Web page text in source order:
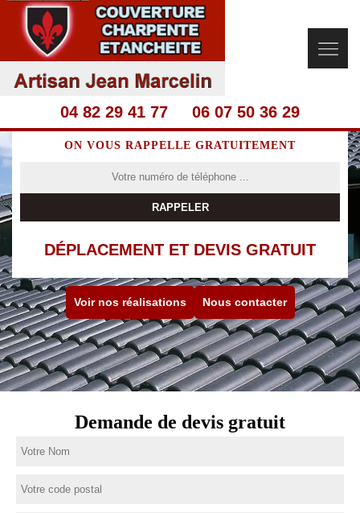
04 82 29 41 77 06 07 50 36 29
ON VOUS RAPPELLE GRATUITEMENT
DÉPLACEMENT ET DEVIS GRATUIT
Voir nos réalisations Nous contacter
Demande de devis gratuit